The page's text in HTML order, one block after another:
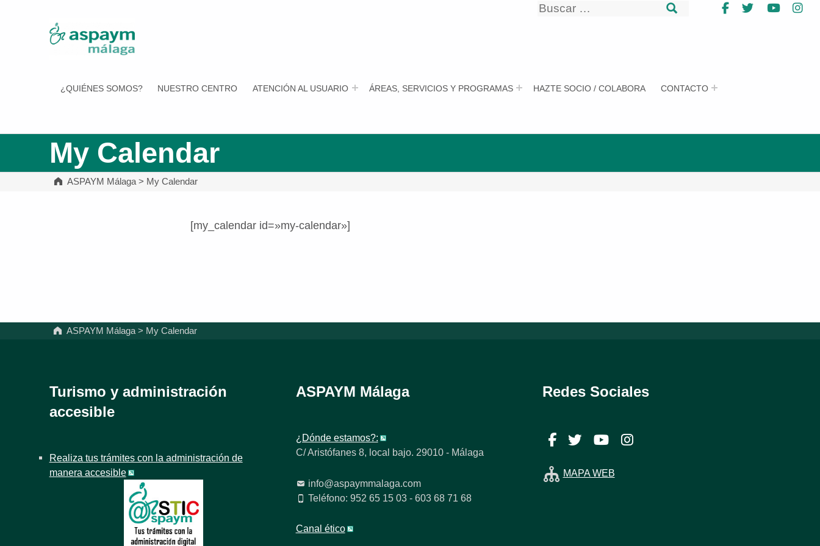
¿QUIÉNES SOMOS? NUESTRO CENTRO ATENCIÓN AL USUARIO ÁREAS, SERVICIOS Y PROGRAMAS HAZTE SOCIO / COLABORA CONTACTO
Buscar
Facebook
Twitter
My Calendar
ASPAYM Málaga > My Calendar
[my_calendar id=»my-calendar»]
Volver a la navegación principal
ASPAYM Málaga> My Calendar
Turismo y administración
accesible
Realiza tus trámites con la administración de
manera accesible
ASPAYM Málaga
¿Dónde estamos?:
C/ Aristófanes 8, local bajo. 29010 - Málaga
info@aspaymmalaga.com
Teléfono: 952 65 15 03 - 603 68 71 68
Canal ético
Redes Sociales
Facebook
TwitterYouTube
Instagram
MAPA WEB